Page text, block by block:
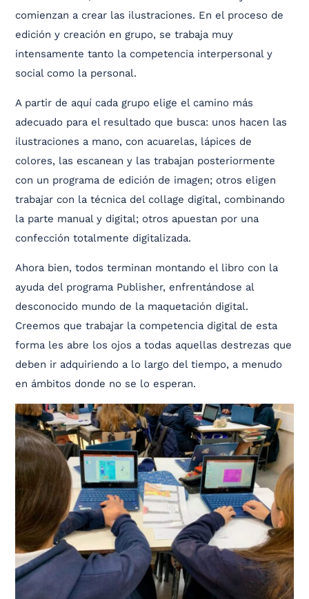
comienzan a crear las ilustraciones. En el proceso de
edición y creación en grupo, se trabaja muy
intensamente tanto la competencia interpersonal y
social como la personal.
A partir de aquí cada grupo elige el camino más
adecuado para el resultado que busca: unos hacen las
ilustraciones a mano, con acuarelas, lápices de
colores, las escanean y las trabajan posteriormente
con un programa de edición de imagen; otros eligen
trabajar con la técnica del collage digital, combinando
la parte manual y digital; otros apuestan por una
confección totalmente digitalizada.
Ahora bien, todos terminan montando el libro con la
ayuda del programa Publisher, enfrentándose al
desconocido mundo de la maquetación digital.
Creemos que trabajar la competencia digital de esta
forma les abre los ojos a todas aquellas destrezas que
deben ir adquiriendo a lo largo del tiempo, a menudo
en ámbitos donde no se lo esperan.